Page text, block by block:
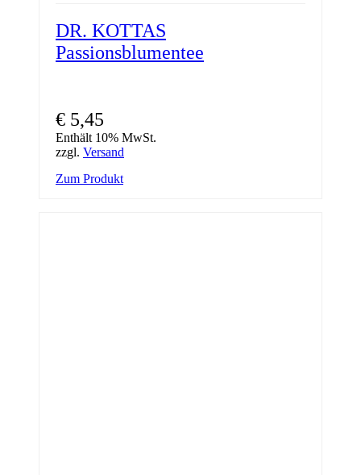
DR. KOTTAS
Passionsblumentee
€ 5,45
Enthält 10% MwSt.
zzgl. Versand
Zum Produkt